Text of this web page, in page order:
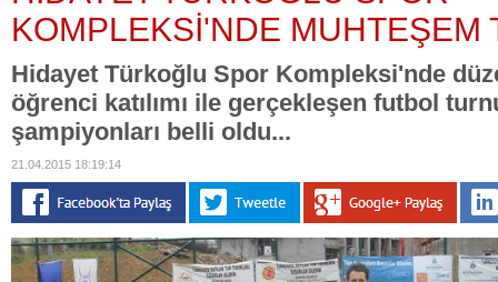
KOMPLEKSİ'NDE MUHTEŞEM
Hidayet Türkoğlu Spor Kompleksi'nde
öğrenci katılımı ile gerçekleşen futbol
şampiyonları belli oldu...
21.04.2015 18:19:14